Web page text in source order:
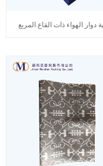
دوار الهواء ذات القاع المربع